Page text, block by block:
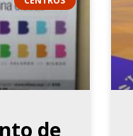
de